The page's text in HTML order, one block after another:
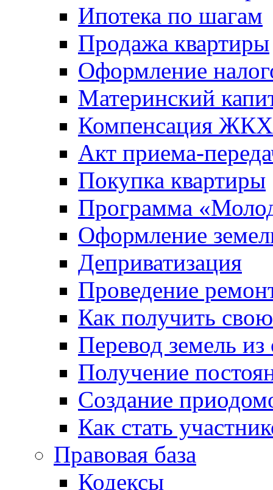
Ипотека по шагам
Продажа квартиры
Оформление
Материнский
Компенсация ЖКХ
Акт приема-
Покупка квартиры
Программа
Оформление
Деприватизация
Проведение
Как получить
Перевод земель
Получение
Создание
Как стать
Правовая база
Кодексы